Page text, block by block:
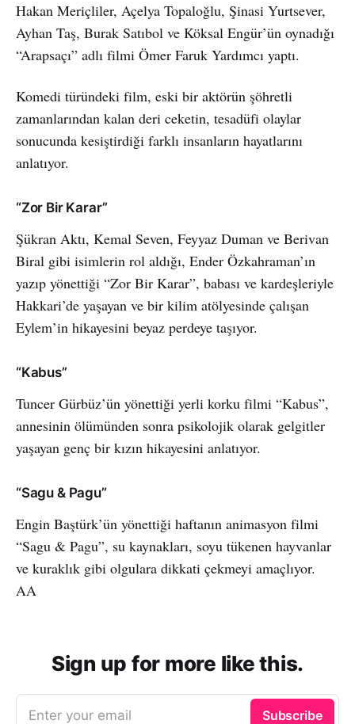
Hakan Meriçliler, Açelya Topaloğlu, Şinasi Yurtsever,
Ayhan Taş, Burak Satıbol ve Köksal Engür’ün oynadığı
“Arapsaçı” adlı filmi Ömer Faruk Yardımcı yaptı.
Komedi türündeki film, eski bir aktörün şöhretli
zamanlarından kalan deri ceketin, tesadüfi olaylar
sonucunda kesiştirdiği farklı insanların hayatlarını
anlatıyor.
“Zor Bir Karar”
Şükran Aktı, Kemal Seven, Feyyaz Duman ve Berivan
Biral gibi isimlerin rol aldığı, Ender Özkahraman’ın
yazıp yönettiği “Zor Bir Karar”, babası ve kardeşleriyle
Hakkari’de yaşayan ve bir kilim atölyesinde çalışan
Eylem’in hikayesini beyaz perdeye taşıyor.
“Kabus”
Tuncer Gürbüz’ün yönettiği yerli korku filmi “Kabus”,
annesinin ölümünden sonra psikolojik olarak gelgitler
yaşayan genç bir kızın hikayesini anlatıyor.
“Sagu & Pagu”
Engin Baştürk’ün yönettiği haftanın animasyon filmi
“Sagu & Pagu”, su kaynakları, soyu tükenen hayvanlar
ve kuraklık gibi olgulara dikkati çekmeyi amaçlıyor.
AA
Sign up for more like this.
Enter your email Subscribe